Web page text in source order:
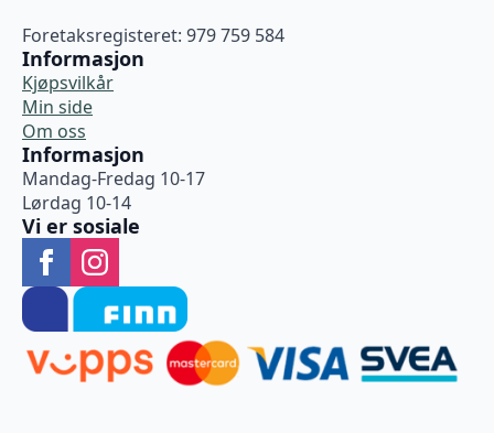
Foretaksregisteret: 979 759 584
Informasjon
Kjøpsvilkår
Min side
Om oss
Informasjon
Mandag-Fredag 10-17
Lørdag 10-14
Vi er sosiale